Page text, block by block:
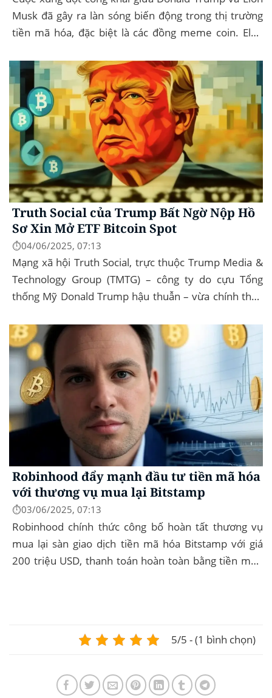
Musk đã gây ra làn sóng biến động trong thị trường
tiền mã hóa, đặc biệt là các đồng meme coin. Elon
Government...
Truth Social của Trump Bất Ngờ Nộp Hồ
Sơ Xin Mở ETF Bitcoin Spot
⏱️04/06/2025, 07:13
Mạng xã hội Truth Social, trực thuộc Trump Media &
Technology Group (TMTG) – công ty do cựu Tổng
thống Mỹ Donald Trump hậu thuẫn – vừa chính thức
Robinhood đẩy mạnh đầu tư tiền mã hóa
với thương vụ mua lại Bitstamp
⏱️03/06/2025, 07:13
Robinhood chính thức công bố hoàn tất thương vụ
mua lại sàn giao dịch tiền mã hóa Bitstamp với giá
200 triệu USD, thanh toán hoàn toàn bằng tiền mặt.
5/5 - (1 bình chọn)